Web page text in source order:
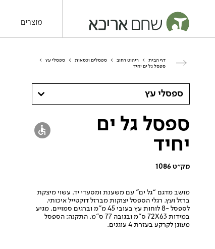
מוצרים
דף הבית > ריהוט רחוב > ספסלים וכסאות > ספסלי עץ
>
ספסל גל ים יחיד
ספסלי עץ
ספסל גל ים
יחיד
מק״ט 1086
מושב מדגם “גל ים” עם משענת ומסעדי יד. עשוי מיצקת
ברזל ועץ. רגלי הספסל יצוקות מברזל דוקטייל איכותי.
לספסל -8 לוחות עץ בעובי 45 מ”מ וברגים סמויים. מגיע
במידות 72X63 ס”מ ובגובה 77 ס”מ. התקנה: הספסל
מעוגן לקרקע בעזרת 4 עוגנים.